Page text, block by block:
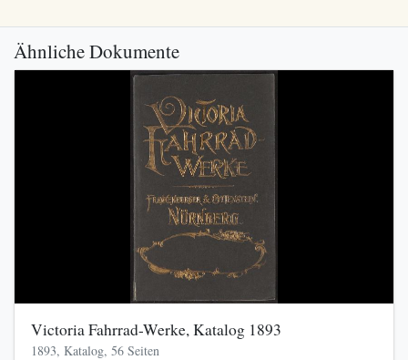
Ähnliche Dokumente
Victoria Fahrrad-Werke, Katalog 1893
1893, Katalog, 56 Seiten